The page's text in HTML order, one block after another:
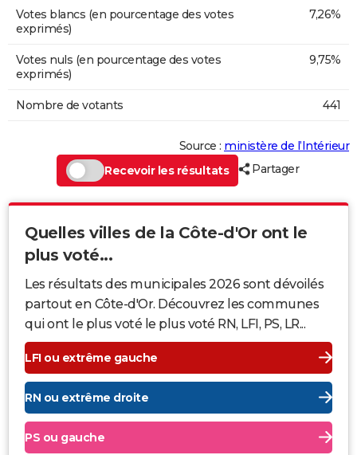
Votes blancs (en pourcentage des votes
exprimés)
7,26%
Votes nuls (en pourcentage des votes
exprimés)
9,75%
Nombre de votants 441
Source : ministère de l’Intérieur
Recevoir les résultats
Partager
Quelles villes de la Côte-d'Or ont le
plus voté...
Les résultats des municipales 2026 sont dévoilés
partout en Côte-d'Or. Découvrez les communes
qui ont le plus voté le plus voté RN, LFI, PS, LR...
LFI ou extrême gauche
RN ou extrême droite
PS ou gauche